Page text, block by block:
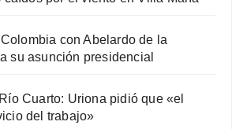
con Abelardo de la
su asunción presidencial
Cuarto: Uriona pidió que «el
del trabajo»